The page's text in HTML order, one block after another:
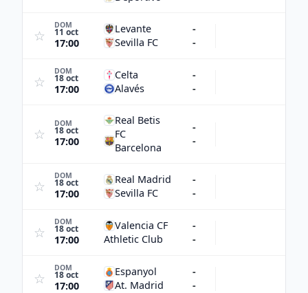
☆
DOM
11 oct
17:00
Levante
Sevilla FC
-
-
☆
DOM
18 oct
17:00
Celta
Alavés
-
-
☆
DOM
18 oct
17:00
Real Betis
FC
Barcelona
-
-
☆
DOM
18 oct
17:00
Real Madrid
Sevilla FC
-
-
☆
DOM
18 oct
17:00
Valencia CF
Athletic Club
-
-
☆
DOM
18 oct
17:00
Espanyol
At. Madrid
-
-